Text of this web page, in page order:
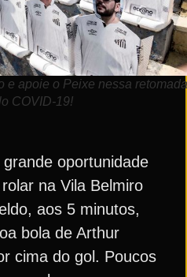
e apoie o Peixe nessa retomada
COVID-19!
oportunidade
na Vila Belmiro
aos 5 minutos,
bola de Arthur
cima do gol. Poucos